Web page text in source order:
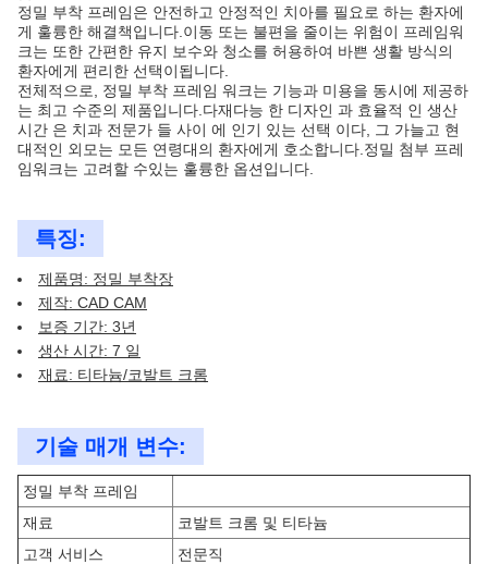
정밀 부착 프레임은 안전하고 안정적인 치아를 필요로 하는 환자에
게 훌륭한 해결책입니다.이동 또는 불편을 줄이는 위험이 프레임워
크는 또한 간편한 유지 보수와 청소를 허용하여 바쁜 생활 방식의
환자에게 편리한 선택이됩니다.
전체적으로, 정밀 부착 프레임 워크는 기능과 미용을 동시에 제공하
는 최고 수준의 제품입니다.다재다능 한 디자인 과 효율적 인 생산
시간 은 치과 전문가 들 사이 에 인기 있는 선택 이다, 그 가늘고 현
대적인 외모는 모든 연령대의 환자에게 호소합니다.정밀 첨부 프레
임워크는 고려할 수있는 훌륭한 옵션입니다.
특징:
제품명: 정밀 부착장
제작: CAD CAM
보증 기간: 3년
생산 시간: 7 일
재료: 티타늄/코발트 크롬
기술 매개 변수:
정밀 부착 프레임
재료
코발트 크롬 및 티타늄
고객 서비스
전문직